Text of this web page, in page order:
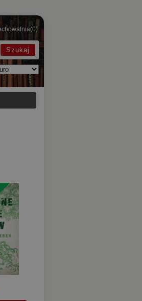
(0)